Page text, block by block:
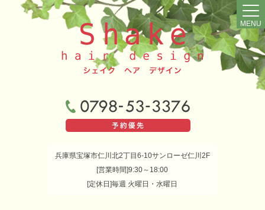
兵庫県宝塚市仁川北2丁目6-10サンローゼ仁川2F
[営業時間]9:30～18:00
[定休日]毎週 火曜日・水曜日
MENU